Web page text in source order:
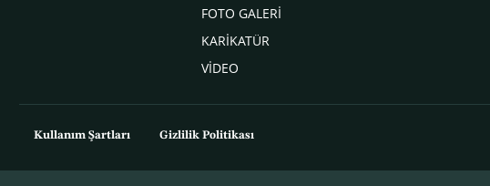
FOTO GALERİ
KARİKATÜR
VİDEO
Kullanım Şartları Gizlilik Politikası